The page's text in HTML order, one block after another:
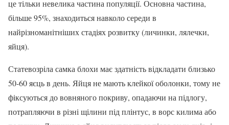
це тільки невелика частина популяції. Основна частина,
більше 95%, знаходиться навколо середи в
найрізноманітніших стадіях розвитку (личинки, лялечки,
яйця).
Статевозріла самка блохи має здатність відкладати близько
50-60 яєць в день. Яйця не мають клейкої оболонки, тому не
фіксуються до вовняного покриву, опадаючи на підлогу,
потрапляючи в різні щілини під плінтус, в ворс килима або